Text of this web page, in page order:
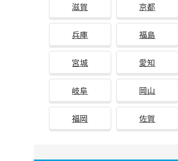
滋賀 京都
兵庫 福島
宮城 愛知
岐阜 岡山
福岡 佐賀